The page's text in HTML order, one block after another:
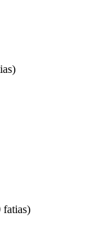
fatias)